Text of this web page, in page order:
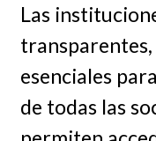
Las
transparentes,
esenciales
de todas las